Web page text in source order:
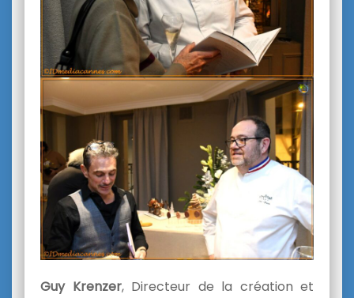
Guy Krenzer, Directeur de la création et